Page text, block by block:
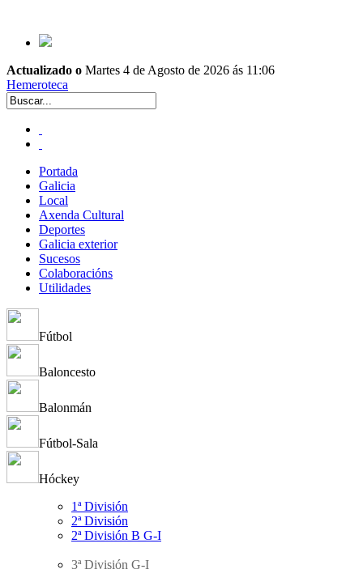
Actualizado o Martes 4 de Agosto de 2026 ás 11:06
Hemeroteca
Portada
Galicia
Local
Axenda Cultural
Deportes
Galicia exterior
Sucesos
Colaboracións
Utilidades
Fútbol
Baloncesto
Balonmán
Fútbol-Sala
Hóckey
1ª División
2ª División
2ª División B G-I
3ª División G-I